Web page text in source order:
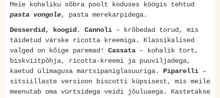
Meie kohaliku sõbra poolt koduses köögis tehtud
pasta vongole, pasta merekarpidega.
Desserdid, koogid. Cannoli – krõbedad torud, mis
täidetud värske ricotta kreemiga. Klassikalised
valged on kõige paremad! Cassata – kohalik tort,
biskviitpõhja, ricotta-kreemi ja puuviljadega,
kaetud ülimagusa martsipaniglasuuriga. Piparelli –
sitsiillaste versioon biscotti küpsisest, mis meile
meenutab oma vürtsidega veidi jõuluaega. Kastetakse